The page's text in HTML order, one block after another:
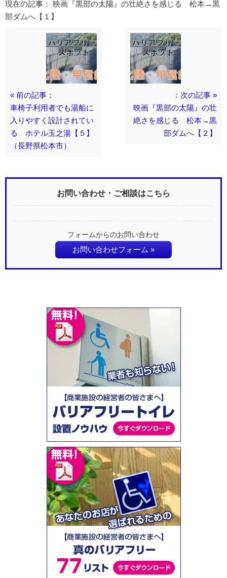
現在の記事： 映画『黒部の太陽』の壮絶さを感じる 松本→黒
部ダムへ【１】
« 前の記事：
車椅子利用者でも湯船に
入りやすく設計されてい
る ホテル玉之湯【５】
（長野県松本市）
：次の記事 »
映画『黒部の太陽』の壮
絶さを感じる 松本→黒
部ダムへ【２】
お問い合わせ・ご相談はこちら
フォームからのお問い合わせ
お問い合わせフォーム »